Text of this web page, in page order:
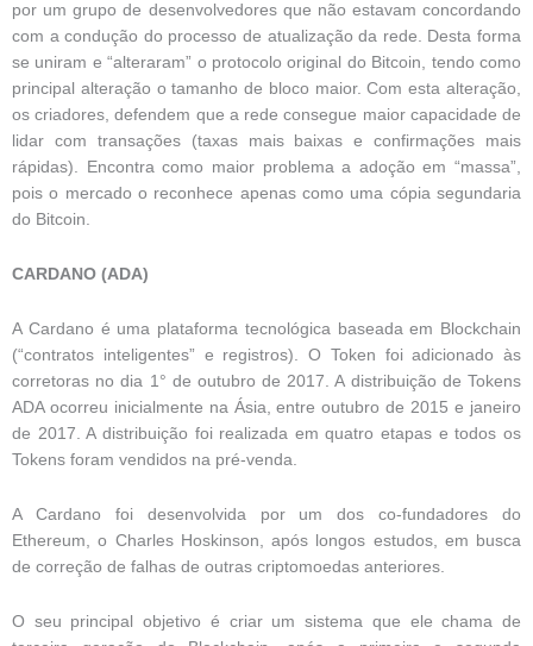
por um grupo de desenvolvedores que não estavam concordando
com a condução do processo de atualização da rede. Desta forma
se uniram e “alteraram” o protocolo original do Bitcoin, tendo como
principal alteração o tamanho de bloco maior. Com esta alteração,
os criadores, defendem que a rede consegue maior capacidade de
lidar com transações (taxas mais baixas e confirmações mais
rápidas). Encontra como maior problema a adoção em “massa”,
pois o mercado o reconhece apenas como uma cópia segundaria
do Bitcoin.
CARDANO (ADA)
A Cardano é uma plataforma tecnológica baseada em Blockchain
(“contratos inteligentes” e registros). O Token foi adicionado às
corretoras no dia 1° de outubro de 2017. A distribuição de Tokens
ADA ocorreu inicialmente na Ásia, entre outubro de 2015 e janeiro
de 2017. A distribuição foi realizada em quatro etapas e todos os
Tokens foram vendidos na pré-venda.
A Cardano foi desenvolvida por um dos co-fundadores do
Ethereum, o Charles Hoskinson, após longos estudos, em busca
de correção de falhas de outras criptomoedas anteriores.
O seu principal objetivo é criar um sistema que ele chama de